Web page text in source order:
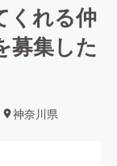
くれる仲
募集した
神奈川県